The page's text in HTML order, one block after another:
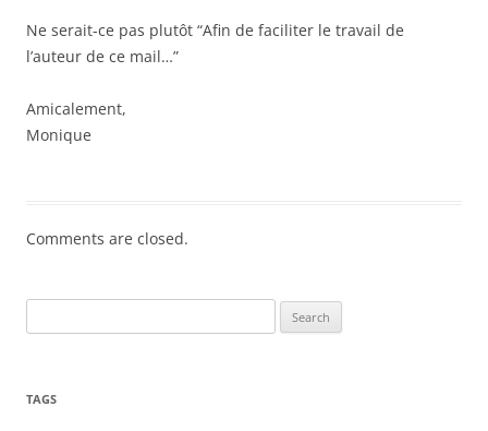
Ne serait-ce pas plutôt “Afin de faciliter le travail de
l’auteur de ce mail…”
Amicalement,
Monique
Comments are closed.
for:
TAGS